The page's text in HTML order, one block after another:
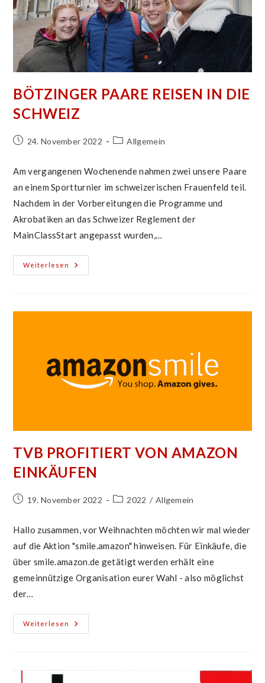
BÖTZINGER PAARE REISEN IN DIE
SCHWEIZ
Beitrag24. November 2022
Beitrags-
Allgemein
Am vergangenen Wochenende nahmen zwei unsere Paare
an einem Sportturnier im schweizerischen Frauenfeld teil.
Nachdem in der Vorbereitungen die Programme und
Akrobatiken an das Schweizer Reglement der
MainClassStart angepasst wurden,…
Weiterlesen
Bötzinger
Paare
TVB PROFITIERT VON AMAZON
EINKÄUFEN
Beitrag19. November 2022
Beitrags-
2022 / Allgemein
Hallo zusammen, vor Weihnachten möchten wir mal wieder
auf die Aktion "smile.amazon" hinweisen. Für Einkäufe, die
über smile.amazon.de getätigt werden erhält eine
gemeinnützige Organisation eurer Wahl - also möglichst
der…
Weiterlesen
TVB
Profitiert